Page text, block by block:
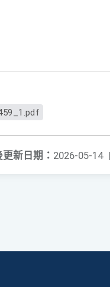
新日期： 2026-05-14 |